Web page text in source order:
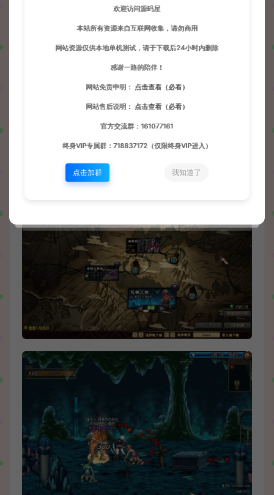
欢迎访问源码屋
本站所有资源来自互联网收集，请勿商用
网站资源仅供本地单机测试，请于下载后24小时内删除
感谢一路的陪伴！
网站免责申明： 点击查看（必看）
网站售后说明： 点击查看（必看）
官方交流群：161077161
终身VIP专属群：718837172（仅限终身VIP进入）
点击加群 我知道了